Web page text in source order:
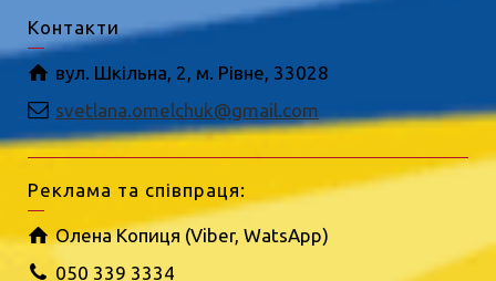
Контакти
вул. Шкільна, 2, м. Рівне, 33028
svetlana.omelchuk@gmail.com
Реклама та співпраця:
Олена Копиця (Viber, WatsApp)
050 339 3334